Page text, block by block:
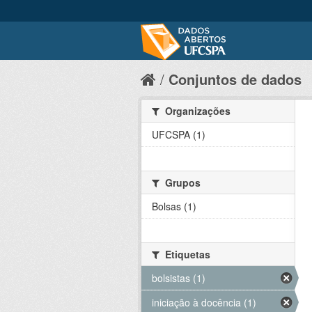
Conjuntos de dados
Organizações
UFCSPA (1)
Grupos
Bolsas (1)
Etiquetas
bolsistas (1)
iniciação à docência (1)